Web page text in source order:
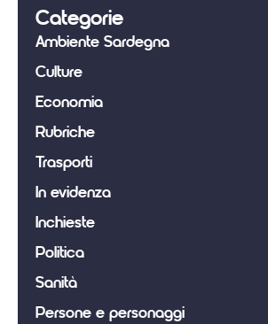
Categorie
Ambiente Sardegna
Culture
Economia
Rubriche
Trasporti
In evidenza
Inchieste
Politica
Sanità
Persone e personaggi